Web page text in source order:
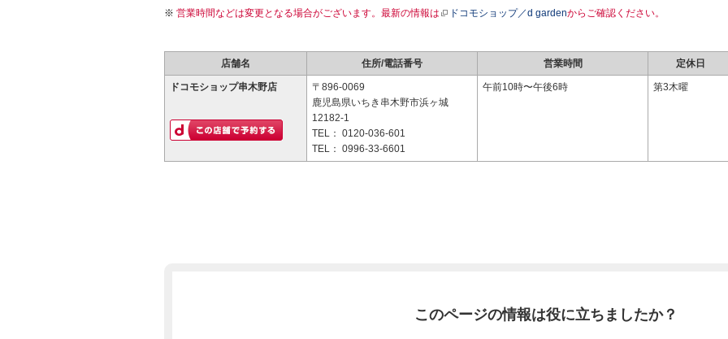
営業時間などは変更となる場合がございます。最新の情報は ドコモショップ／d gardenからご確認ください。
店舗名 住所/電話番号 営業時間 定休日
ドコモショップ串木野店
〒896-0069
鹿児島県いちき串木野市浜ヶ城
12182-1
TEL： 0120-036-601
TEL： 0996-33-6601
午前10時〜午後6時 第3木曜
このページの情報は役に立ちましたか？